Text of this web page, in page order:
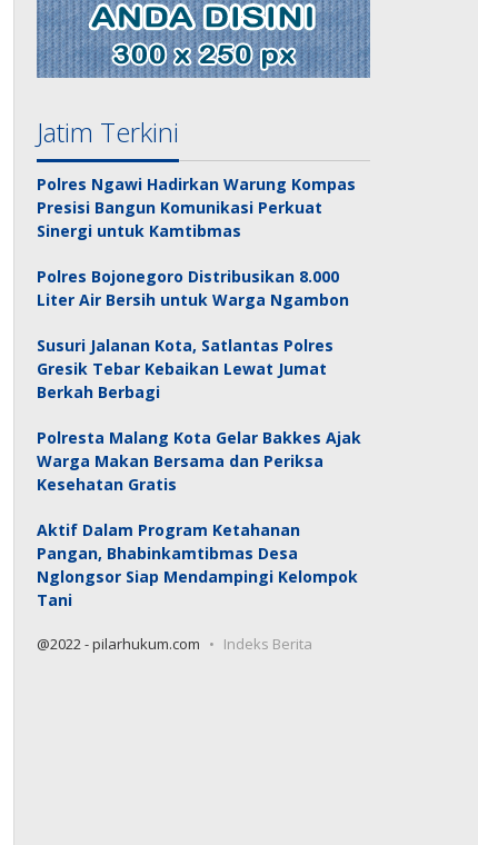
Jatim Terkini
Polres Ngawi Hadirkan Warung Kompas
Presisi Bangun Komunikasi Perkuat
Sinergi untuk Kamtibmas
Polres Bojonegoro Distribusikan 8.000
Liter Air Bersih untuk Warga Ngambon
Susuri Jalanan Kota, Satlantas Polres
Gresik Tebar Kebaikan Lewat Jumat
Berkah Berbagi
Polresta Malang Kota Gelar Bakkes Ajak
Warga Makan Bersama dan Periksa
Kesehatan Gratis
Aktif Dalam Program Ketahanan
Pangan, Bhabinkamtibmas Desa
Nglongsor Siap Mendampingi Kelompok
Tani
@2022 - pilarhukum.com Indeks Berita